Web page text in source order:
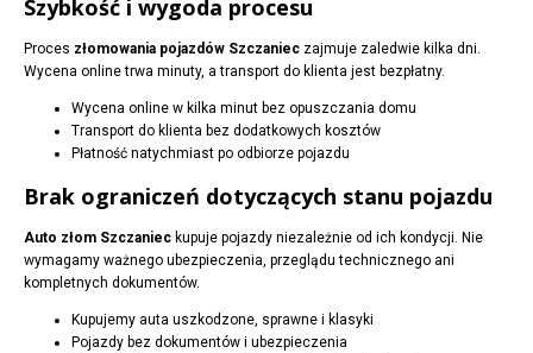
Szybkość i wygoda procesu
Proces złomowania pojazdów Szczaniec zajmuje zaledwie kilka dni.
Wycena online trwa minuty, a transport do klienta jest bezpłatny.
Wycena online w kilka minut bez opuszczania domu
Transport do klienta bez dodatkowych kosztów
Płatność natychmiast po odbiorze pojazdu
Brak ograniczeń dotyczących stanu pojazdu
Auto złom Szczaniec kupuje pojazdy niezależnie od ich kondycji. Nie
wymagamy ważnego ubezpieczenia, przeglądu technicznego ani
kompletnych dokumentów.
Kupujemy auta uszkodzone, sprawne i klasyki
Pojazdy bez dokumentów i ubezpieczenia